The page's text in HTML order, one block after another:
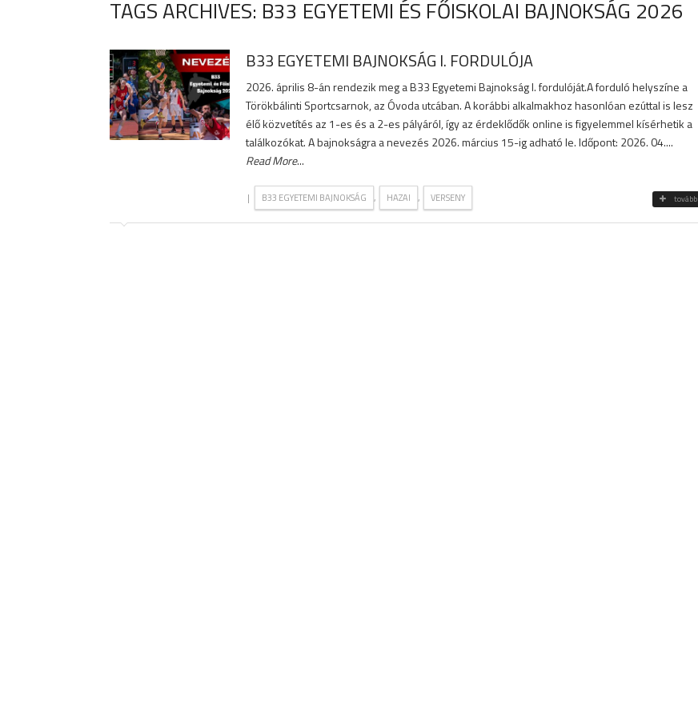
TAGS ARCHIVES: B33 EGYETEMI ÉS FŐISKOLAI BAJNOKSÁG 2026
B33 EGYETEMI BAJNOKSÁG I. FORDULÓJA
2026. április 8-án rendezik meg a B33 Egyetemi Bajnokság I. fordulóját.A forduló helyszíne a
Törökbálinti Sportcsarnok, az Óvoda utcában. A korábbi alkalmakhoz hasonlóan ezúttal is lesz
élő közvetítés az 1-es és a 2-es pályáról, így az érdeklődők online is figyelemmel kísérhetik a
találkozókat. A bajnokságra a nevezés 2026. március 15-ig adható le. Időpont: 2026. 04....
Read More...
| B33 EGYETEMI BAJNOKSÁG , HAZAI , VERSENY tovább